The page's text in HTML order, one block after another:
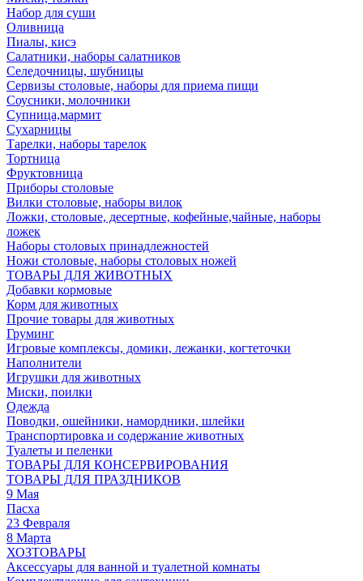
Набор для суши
Оливница
Пиалы, кисэ
Салатники, наборы салатников
Селедочницы, шубницы
Сервизы столовые, наборы для приема пищи
Соусники, молочники
Супница,мармит
Сухарницы
Тарелки, наборы тарелок
Тортница
Фруктовница
Приборы столовые
Вилки столовые, наборы вилок
Ложки, столовые, десертные, кофейные,чайные, наборы
ложек
Наборы столовых принадлежностей
Ножи столовые, наборы столовых ножей
ТОВАРЫ ДЛЯ ЖИВОТНЫХ
Добавки кормовые
Корм для животных
Прочие товары для животных
Груминг
Игровые комплексы, домики, лежанки, когтеточки
Наполнители
Игрушки для животных
Миски, поилки
Одежда
Поводки, ошейники, намордники, шлейки
Транспортировка и содержание животных
Туалеты и пеленки
ТОВАРЫ ДЛЯ КОНСЕРВИРОВАНИЯ
ТОВАРЫ ДЛЯ ПРАЗДНИКОВ
9 Мая
Пасха
23 Февраля
8 Марта
ХОЗТОВАРЫ
Аксессуары для ванной и туалетной комнаты